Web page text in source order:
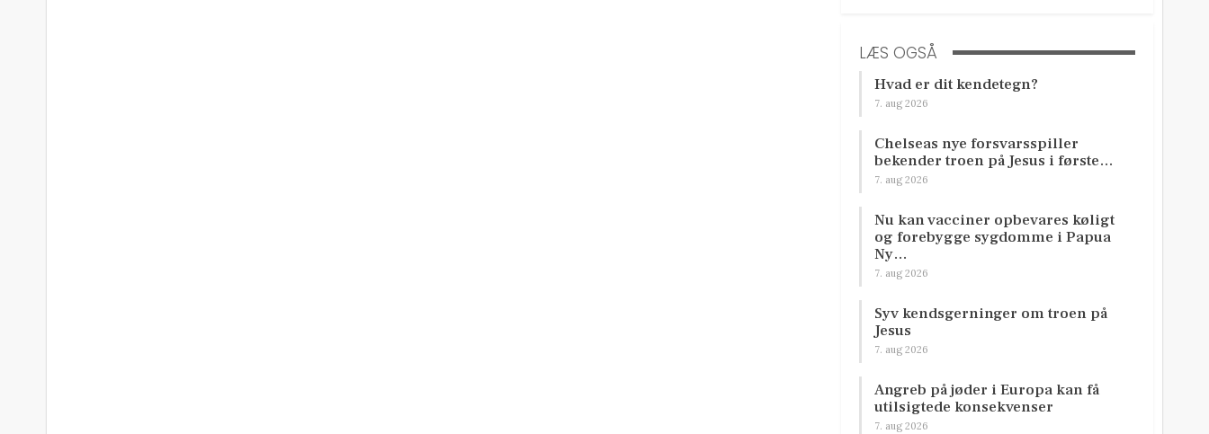
LÆS OGSÅ
Hvad er dit kendetegn?
7. aug 2026
Chelseas nye forsvarsspiller
bekender troen på Jesus i første…
7. aug 2026
Nu kan vacciner opbevares køligt
og forebygge sygdomme i Papua
Ny…
7. aug 2026
Syv kendsgerninger om troen på
Jesus
7. aug 2026
Angreb på jøder i Europa kan få
utilsigtede konsekvenser
7. aug 2026